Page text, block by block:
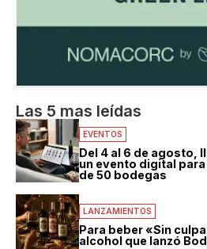
Las 5 mas leídas
EVENTOS
Del 4 al 6 de agosto,
un evento digital
de 50 bodegas
LANZAMIENTOS
Para beber «Sin
alcohol que lanzó